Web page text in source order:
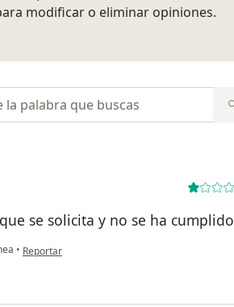
modificar o eliminar opiniones.
opiniones
se solicita y no se ha cumplido
• en opinión del usuario Alejandra
Reportar